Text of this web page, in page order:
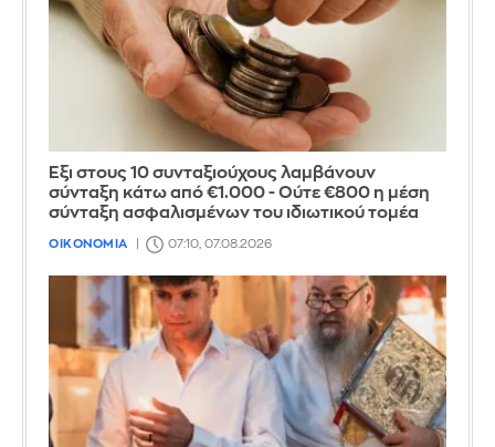
Έξι στους 10 συνταξιούχους λαμβάνουν
σύνταξη κάτω από €1.000 - Ούτε €800 η μέση
σύνταξη ασφαλισμένων του ιδιωτικού τομέα
ΟΙΚΟΝΟΜΙΑ 07:10, 07.08.2026